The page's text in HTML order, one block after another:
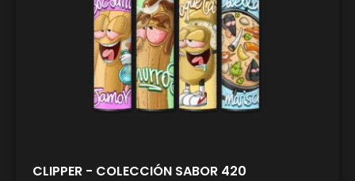
CLIPPER - COLECCIÓN SABOR 420